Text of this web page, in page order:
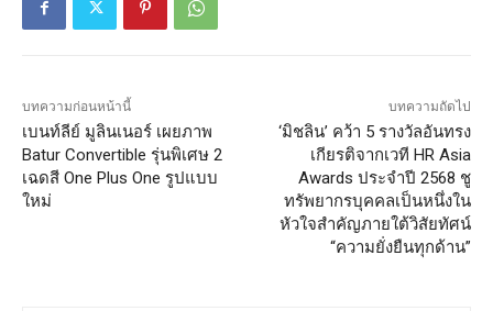
บทความก่อนหน้านี้
เบนท์ลีย์ มูลินเนอร์ เผยภาพ
Batur Convertible รุ่นพิเศษ 2
เฉดสี One Plus One รูปแบบ
ใหม่
บทความถัดไป
‘มิชลิน’ คว้า 5 รางวัลอันทรง
เกียรติจากเวที HR Asia
Awards ประจำปี 2568 ชู
ทรัพยากรบุคคลเป็นหนึ่งใน
หัวใจสำคัญภายใต้วิสัยทัศน์
“ความยั่งยืนทุกด้าน”